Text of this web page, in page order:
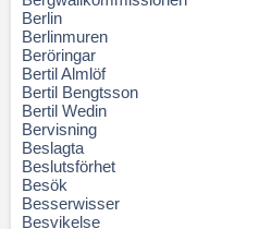
Berlin
Berlinmuren
Beröringar
Bertil Almlöf
Bertil Bengtsson
Bertil Wedin
Bervisning
Beslagta
Beslutsförhet
Besök
Besserwisser
Besvikelse